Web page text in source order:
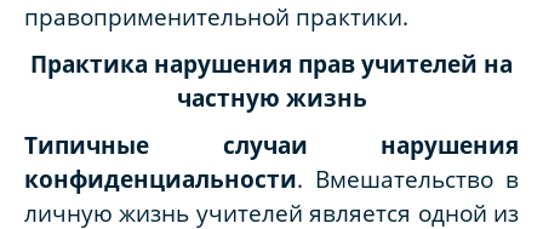
правоприменительной практики.
Практика нарушения прав учителей на
частную жизнь
Типичные случаи нарушения
конфиденциальности. Вмешательство в
личную жизнь учителей является одной из